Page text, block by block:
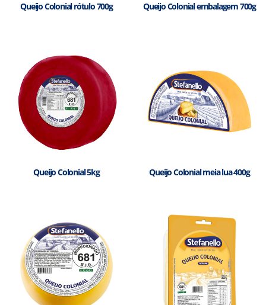
Queijo Colonial rótulo 700g Queijo Colonial embalagem 700g
Queijo Colonial 5kg Queijo Colonial meia lua 400g